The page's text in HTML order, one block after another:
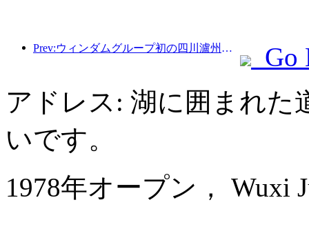
Prev:ウィンダムグループ初の四川瀘州古藺駐在
Go
アドレス: 湖に囲まれた
いです。
1978年オープン， Wuxi